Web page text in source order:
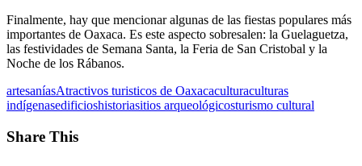
Finalmente, hay que mencionar algunas de las fiestas populares más
importantes de Oaxaca. Es este aspecto sobresalen: la Guelaguetza,
las festividades de Semana Santa, la Feria de San Cristobal y la
Noche de los Rábanos.
artesaníasAtractivos turisticos de Oaxacaculturaculturas
indígenasedificioshistoriasitios arqueológicosturismo cultural
Share This